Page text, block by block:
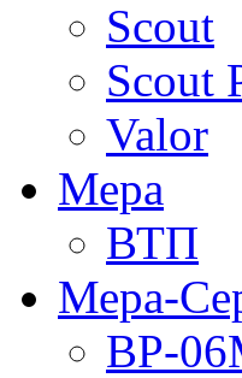
Scout
Scout
Valor
Мера
ВТП
Мера-
ВР-